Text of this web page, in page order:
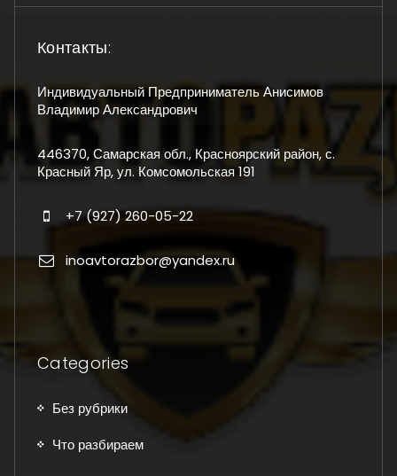
Контакты:
Индивидуальный Предприниматель Анисимов
Владимир Александрович
446370, Самарская обл., Красноярский район, с.
Красный Яр, ул. Комсомольская 191
+7 (927) 260-05-22
inoavtorazbor@yandex.ru
Categories
Без рубрики
Что разбираем